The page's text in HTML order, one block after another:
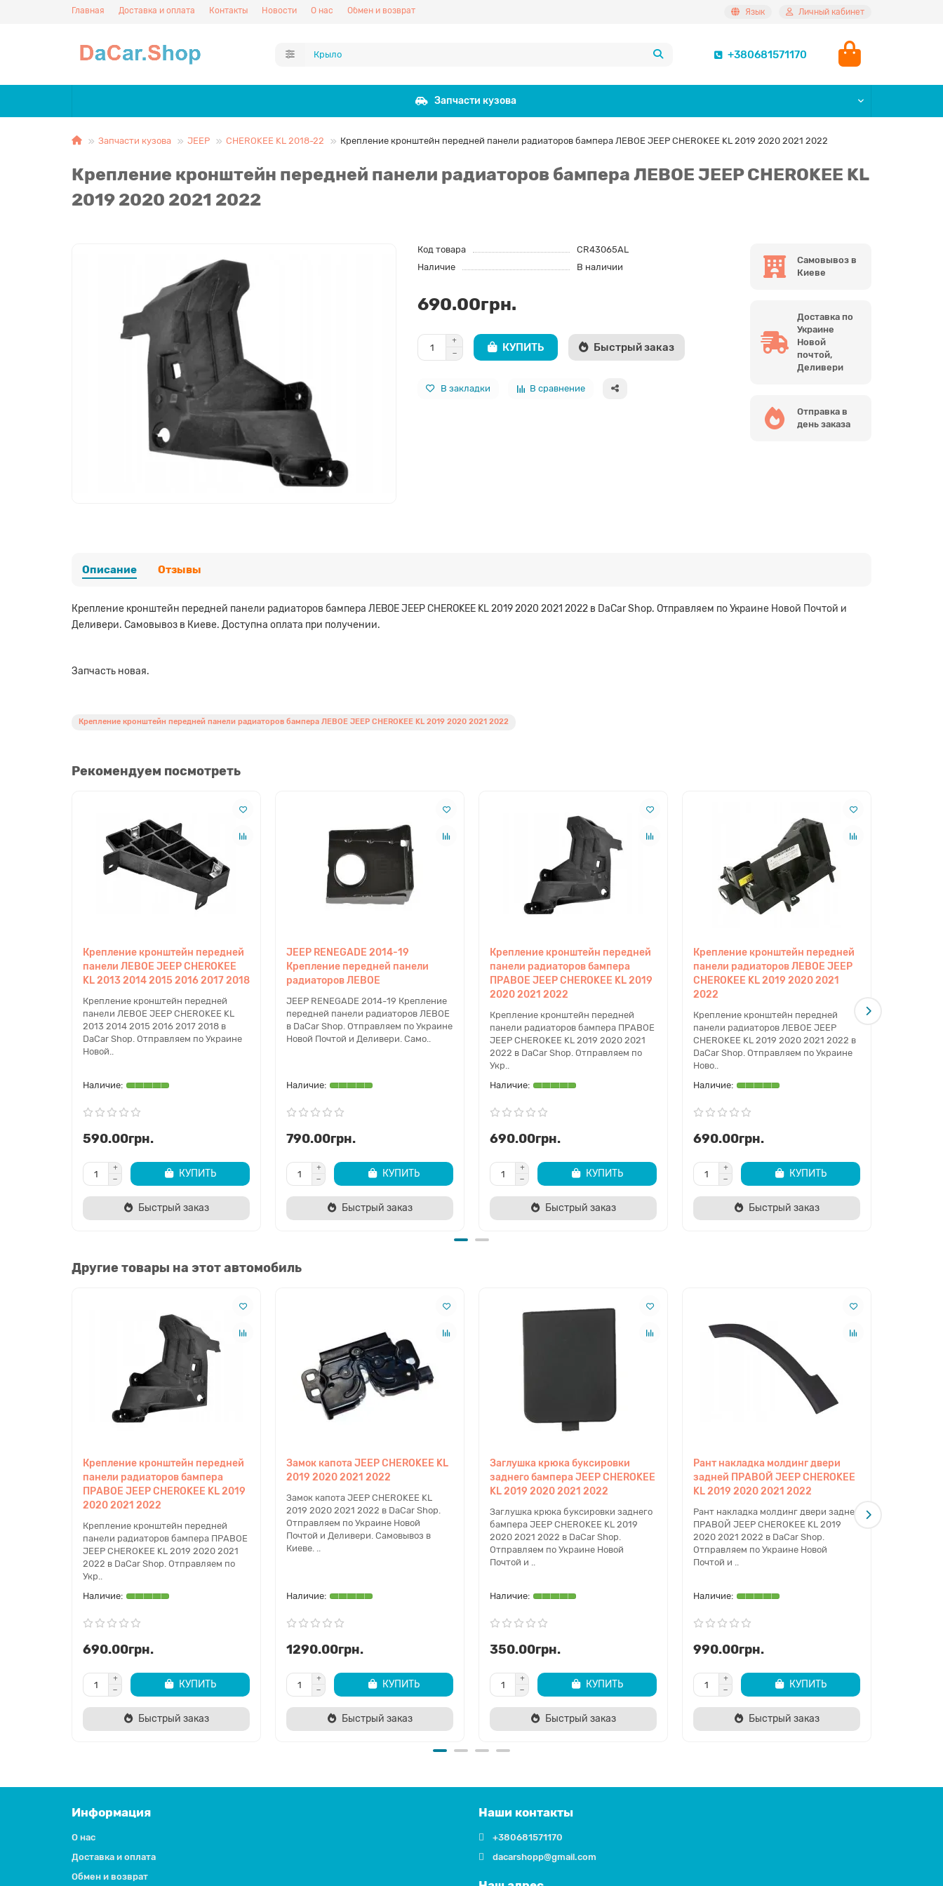
Главная Доставка и оплата Контакты Новости О нас Обмен и возврат Язык Личный кабинет
+380681571170
Запчасти кузова
Запчасти кузова JEEP CHEROKEE KL 2018-22 Крепление кронштейн передней панели радиаторов бампера ЛЕВОЕ JEEP CHEROKEE KL 2019 2020 2021 2022
Крепление кронштейн передней панели радиаторов бампера ЛЕВОЕ JEEP CHEROKEE KL
2019 2020 2021 2022
Код товара
CR43065AL
Наличие
В наличии
690.00грн.
КУПИТЬ Быстрый заказ
В закладки В сравнение
Самовывоз в
Киеве
Доставка по
Украине
Новой
почтой,
Деливери
Отправка в
день заказа
Описание Отзывы
Крепление кронштейн передней панели радиаторов бампера ЛЕВОЕ JEEP CHEROKEE KL 2019 2020 2021 2022 в DaCar Shop. Отправляем по Украине Новой Почтой и
Деливери. Самовывоз в Киеве. Доступна оплата при получении.
Запчасть новая.
Крепление кронштейн передней панели радиаторов бампера ЛЕВОЕ JEEP CHEROKEE KL 2019 2020 2021 2022
Рекомендуем посмотреть
Крепление кронштейн передней
панели ЛЕВОЕ JEEP CHEROKEE
KL 2013 2014 2015 2016 2017 2018
Крепление кронштейн передней
панели ЛЕВОЕ JEEP CHEROKEE KL
2013 2014 2015 2016 2017 2018 в
DaCar Shop. Отправляем по Украине
Новой..
590.00грн.
КУПИТЬ
Быстрый заказ
JEEP RENEGADE 2014-19
Крепление передней панели
радиаторов ЛЕВОЕ
JEEP RENEGADE 2014-19 Крепление
передней панели радиаторов ЛЕВОЕ
в DaCar Shop. Отправляем по Украине
Новой Почтой и Деливери. Само..
790.00грн.
КУПИТЬ
Быстрый заказ
Крепление кронштейн передней
панели радиаторов бампера
ПРАВОЕ JEEP CHEROKEE KL 2019
2020 2021 2022
Крепление кронштейн передней
панели радиаторов бампера ПРАВОЕ
JEEP CHEROKEE KL 2019 2020 2021
2022 в DaCar Shop. Отправляем по
Укр..
690.00грн.
КУПИТЬ
Быстрый заказ
Крепление кронштейн передней
панели радиаторов ЛЕВОЕ JEEP
CHEROKEE KL 2019 2020 2021
2022
Крепление кронштейн передней
панели радиаторов ЛЕВОЕ JEEP
CHEROKEE KL 2019 2020 2021 2022 в
DaCar Shop. Отправляем по Украине
Ново..
690.00грн.
КУПИТЬ
Быстрый заказ
Другие товары на этот автомобиль
Крепление кронштейн передней
панели радиаторов бампера
ПРАВОЕ JEEP CHEROKEE KL 2019
2020 2021 2022
Крепление кронштейн передней
панели радиаторов бампера ПРАВОЕ
JEEP CHEROKEE KL 2019 2020 2021
2022 в DaCar Shop. Отправляем по
Укр..
690.00грн.
КУПИТЬ
Быстрый заказ
Замок капота JEEP CHEROKEE KL
2019 2020 2021 2022
Замок капота JEEP CHEROKEE KL
2019 2020 2021 2022 в DaCar Shop.
Отправляем по Украине Новой
Почтой и Деливери. Самовывоз в
Киеве. ..
1290.00грн.
КУПИТЬ
Быстрый заказ
Заглушка крюка буксировки
заднего бампера JEEP CHEROKEE
KL 2019 2020 2021 2022
Заглушка крюка буксировки заднего
бампера JEEP CHEROKEE KL 2019
2020 2021 2022 в DaCar Shop.
Отправляем по Украине Новой
Почтой и ..
350.00грн.
КУПИТЬ
Быстрый заказ
Рант накладка молдинг двери
задней ПРАВОЙ JEEP CHEROKEE
KL 2019 2020 2021 2022
Рант накладка молдинг двери задней
ПРАВОЙ JEEP CHEROKEE KL 2019
2020 2021 2022 в DaCar Shop.
Отправляем по Украине Новой
Почтой и ..
990.00грн.
КУПИТЬ
Быстрый заказ
Информация
О нас
Доставка и оплата
Обмен и возврат
Наши контакты
+380681571170
dacarshopp@gmail.com